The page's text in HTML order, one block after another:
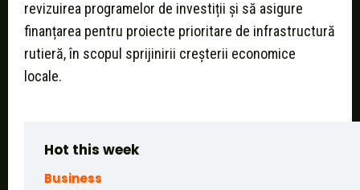
revizuirea programelor de investiții și să asigure
finanțarea pentru proiecte prioritare de infrastructură
rutieră, în scopul sprijinirii creșterii economice
locale.
Hot this week
Business